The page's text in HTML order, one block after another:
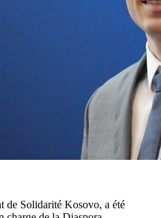
de Solidarité Kosovo, a été